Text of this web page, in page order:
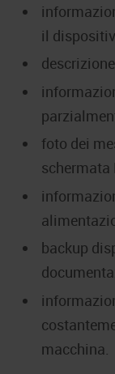
il
foto dei
schermata
backup
macchina.